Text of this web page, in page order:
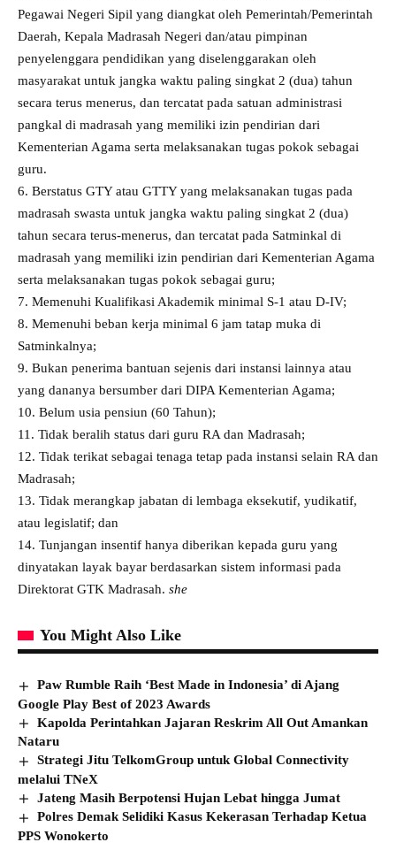
Pegawai Negeri Sipil yang diangkat oleh Pemerintah/Pemerintah
Daerah, Kepala Madrasah Negeri dan/atau pimpinan
penyelenggara pendidikan yang diselenggarakan oleh
masyarakat untuk jangka waktu paling singkat 2 (dua) tahun
secara terus menerus, dan tercatat pada satuan administrasi
pangkal di madrasah yang memiliki izin pendirian dari
Kementerian Agama serta melaksanakan tugas pokok sebagai
guru.
6. ⁠Berstatus GTY atau GTTY yang melaksanakan tugas pada
madrasah swasta untuk jangka waktu paling singkat 2 (dua)
tahun secara terus-menerus, dan tercatat pada Satminkal di
madrasah yang memiliki izin pendirian dari Kementerian Agama
serta melaksanakan tugas pokok sebagai guru;
7. ⁠Memenuhi Kualifikasi Akademik minimal S-1 atau D-IV;
8. ⁠Memenuhi beban kerja minimal 6 jam tatap muka di
Satminkalnya;
9. ⁠Bukan penerima bantuan sejenis dari instansi lainnya atau
yang dananya bersumber dari DIPA Kementerian Agama;
10. ⁠Belum usia pensiun (60 Tahun);
11. ⁠Tidak beralih status dari guru RA dan Madrasah;
12. ⁠Tidak terikat sebagai tenaga tetap pada instansi selain RA dan
Madrasah;
13. ⁠Tidak merangkap jabatan di lembaga eksekutif, yudikatif,
atau legislatif; dan
14. ⁠Tunjangan insentif hanya diberikan kepada guru yang
dinyatakan layak bayar berdasarkan sistem informasi pada
Direktorat GTK Madrasah. she
You Might Also Like
Paw Rumble Raih ‘Best Made in Indonesia’ di Ajang
Google Play Best of 2023 Awards
Kapolda Perintahkan Jajaran Reskrim All Out Amankan
Nataru
Strategi Jitu TelkomGroup untuk Global Connectivity
melalui TNeX
Jateng Masih Berpotensi Hujan Lebat hingga Jumat
Polres Demak Selidiki Kasus Kekerasan Terhadap Ketua
PPS Wonokerto